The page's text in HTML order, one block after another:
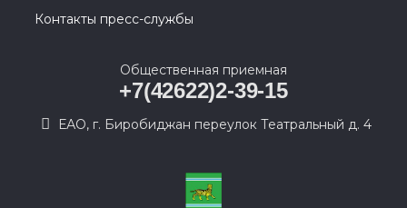
Контакты пресс-службы
Общественная приемная
+7(42622)2-39-15
ЕАО, г. Биробиджан переулок Театральный д. 4